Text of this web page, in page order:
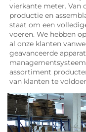
vierkante meter. Van
productie en
staat om een
voeren. We hebben
al onze klanten
geavanceerde
assortiment
van klanten te